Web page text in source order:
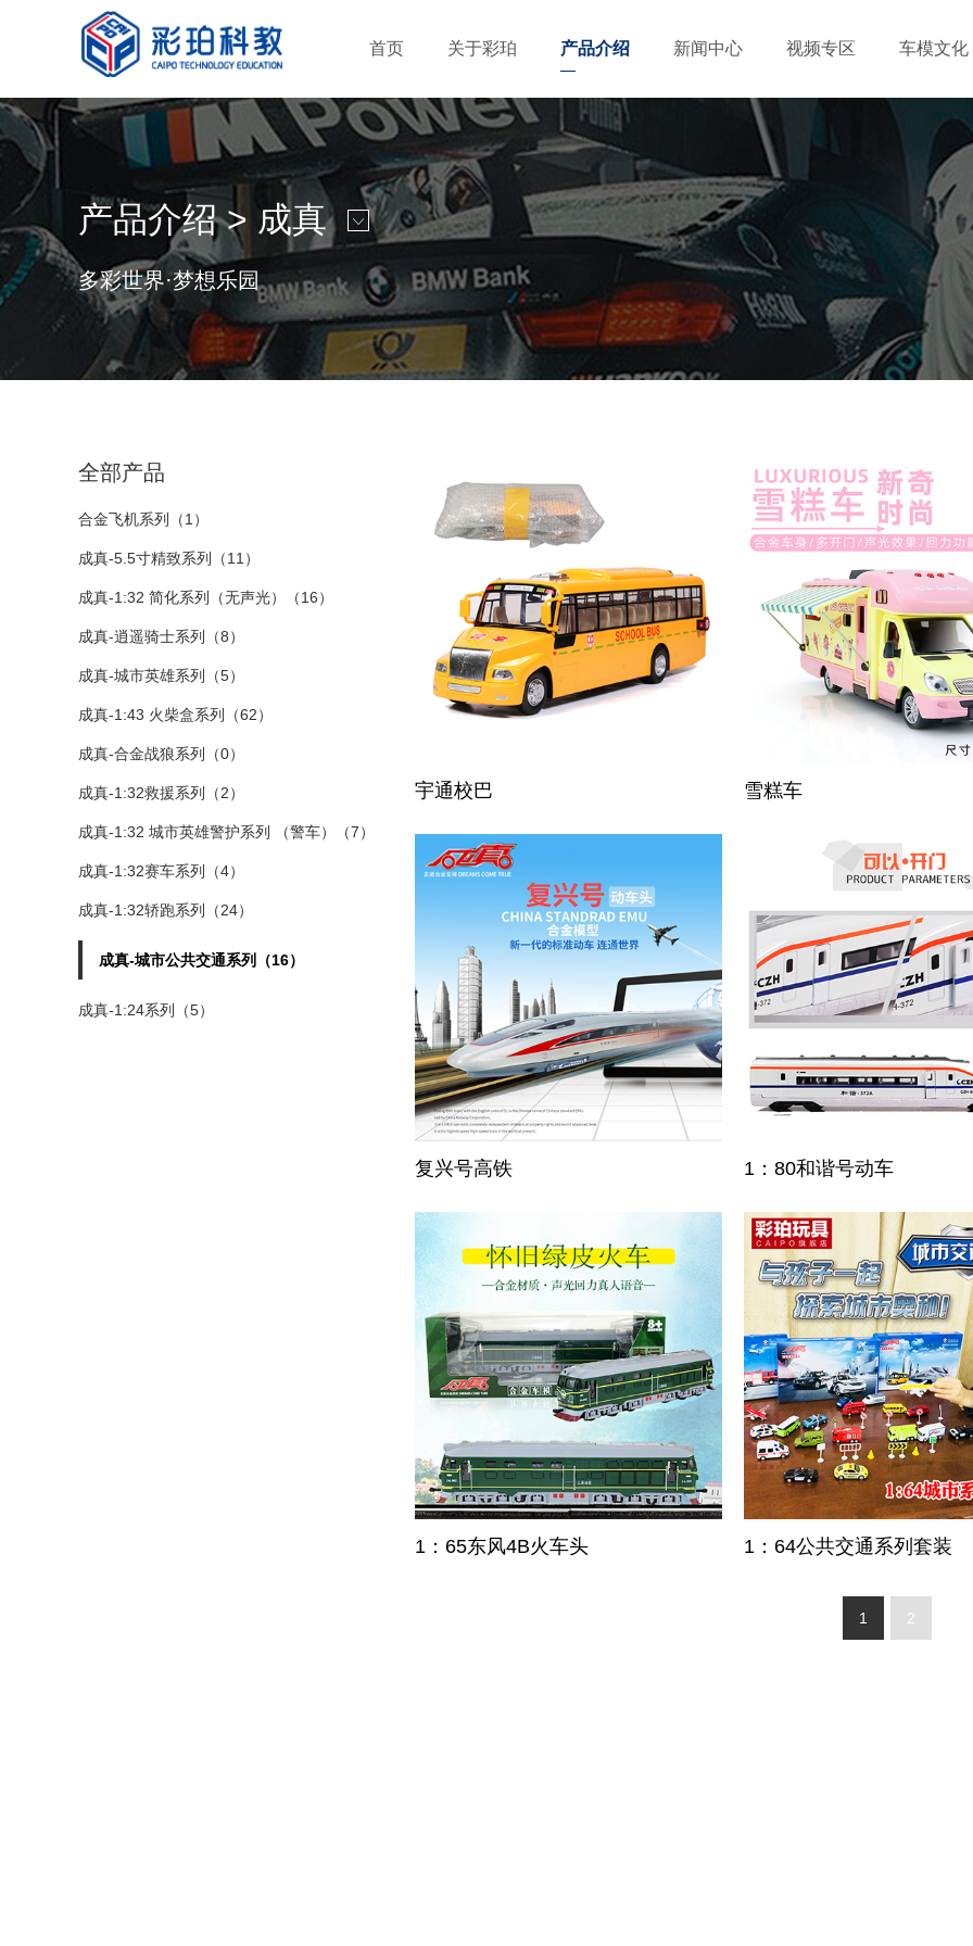
首页 关于彩珀 产品介绍 新闻中心 视频专区 车模文化
产品介绍 > 成真
多彩世界·梦想乐园
全部产品
合金飞机系列（1）
成真-5.5寸精致系列（11）
成真-1:32 简化系列（无声光）（16）
成真-逍遥骑士系列（8）
成真-城市英雄系列（5）
成真-1:43 火柴盒系列（62）
成真-合金战狼系列（0）
成真-1:32救援系列（2）
成真-1:32 城市英雄警护系列 （警车）（7）
成真-1:32赛车系列（4）
成真-1:32轿跑系列（24）
成真-城市公共交通系列（16）
成真-1:24系列（5）
宇通校巴 雪糕车
复兴号高铁 1：80和谐号动车
1：65东风4B火车头 1：64公共交通系列套装
1 2